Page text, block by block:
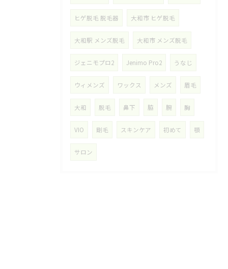
ヒゲ脱毛 脱毛器 大和市 ヒゲ脱毛
大和駅 メンズ脱毛 大和市 メンズ脱毛
ジェニモプロ2 Jenimo Pro2 うなじ
ウィメンズ ワックス メンズ 眉毛
大和 脱毛 鼻下 脇 腕 胸
VIO 剛毛 スキンケア 初めて 顎
サロン